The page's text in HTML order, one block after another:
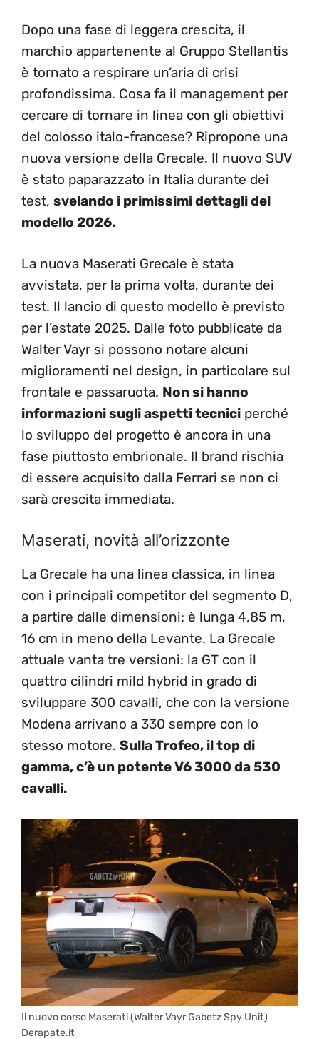
Dopo una fase di leggera crescita, il
marchio appartenente al Gruppo Stellantis
è tornato a respirare un’aria di crisi
profondissima. Cosa fa il management per
cercare di tornare in linea con gli obiettivi
del colosso italo-francese? Ripropone una
nuova versione della Grecale. Il nuovo SUV
è stato paparazzato in Italia durante dei
test, svelando i primissimi dettagli del
modello 2026.
La nuova Maserati Grecale è stata
avvistata, per la prima volta, durante dei
test. Il lancio di questo modello è previsto
per l’estate 2025. Dalle foto pubblicate da
Walter Vayr si possono notare alcuni
miglioramenti nel design, in particolare sul
frontale e passaruota. Non si hanno
informazioni sugli aspetti tecnici perché
lo sviluppo del progetto è ancora in una
fase piuttosto embrionale. Il brand rischia
di essere acquisito dalla Ferrari se non ci
sarà crescita immediata.
Maserati, novità all’orizzonte
La Grecale ha una linea classica, in linea
con i principali competitor del segmento D,
a partire dalle dimensioni: è lunga 4,85 m,
16 cm in meno della Levante. La Grecale
attuale vanta tre versioni: la GT con il
quattro cilindri mild hybrid in grado di
sviluppare 300 cavalli, che con la versione
Modena arrivano a 330 sempre con lo
stesso motore. Sulla Trofeo, il top di
gamma, c’è un potente V6 3000 da 530
cavalli.
Il nuovo corso Maserati (Walter Vayr Gabetz Spy Unit)
Derapate.it